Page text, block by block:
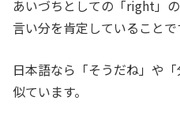
あいづちとしての「right」
言い分を肯定していることで
日本語なら「そうだね」や
似ています。